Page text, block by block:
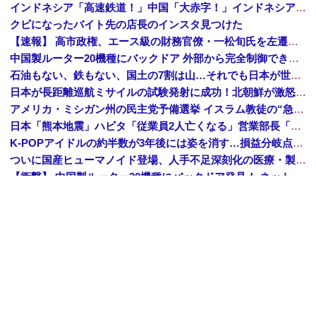
インドネシア「高速鉄道！」中国「大赤字！」インドネシア「運営会社の株式購入！（負債対策」中国「はい（巨額負債」インドネシア「700km延伸計画！（実質中止」→
クビになったバイト先の店長のインスタ見つけた
【速報】 高市政権、エース級の財務官僚・一松旬氏を左遷「彼は協力的でなかった」財務省の言いなりではないことが判明
中国製ルーター20機種にバックドア 外部から完全制御できる機能が仕込まれていた
石油もない、鉄もない、国土の7割は山…それでも日本が世界屈指の経済大国になれた「勤勉さ」以外の勝因！
日本が長距離巡航ミサイルの試験発射に成功！北朝鮮が激怒「日本が戦争国家になろうとしている」「絶対に傍観しない、必ず後悔させる」
アメリカ・ミシガン州の民主党予備選挙 イスラム教徒の“急進左派”候補が勝利確実に⋯トランプ氏は批判
日本「熊本地震」ハビタ「従業員2人亡くなる」営業部長「イオンのスタッフに制止されなかった」日本「部長が連絡後の店員行動を証言（謎」イオン「再入館可能の事実ない」→
K-POPアイドルの約半数が3年後には姿を消す…損益分岐点突破は4％未満
ついに国産ヒューマノイド登場、人手不足深刻化の医療・製造現場などでの活用想定！